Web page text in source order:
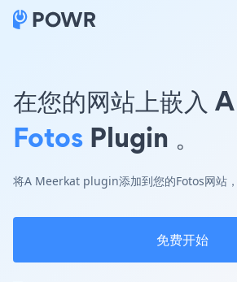
在您的网站上嵌入
Fotos Plugin 。
将A Meerkat plugin添加到您的Fotos网站，
免费开始